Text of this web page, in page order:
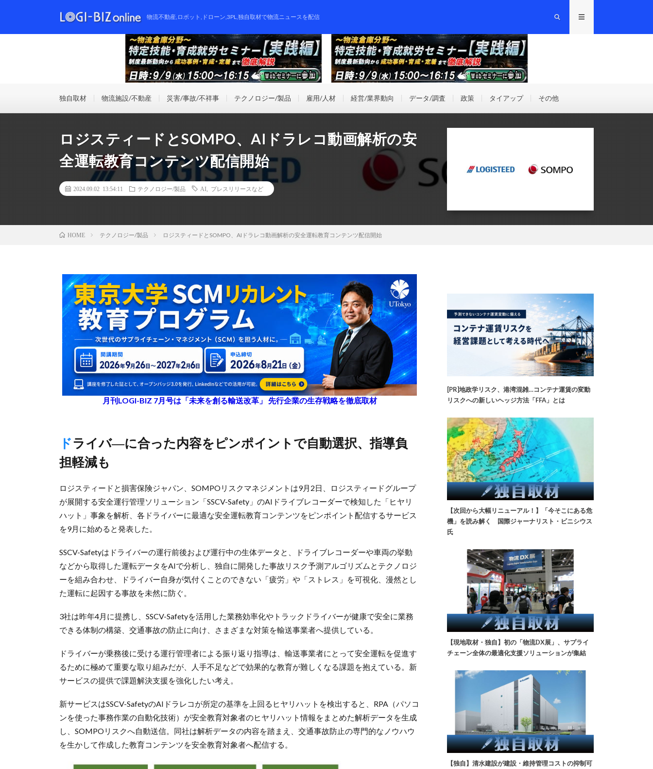
物流不動産,ロボット,ドローン,3PL,独自取材で物流ニュースを配信
独自取材 物流施設/不動産 災害/事故/不祥事 テクノロジー/製品 雇用/人材 経営/業界動向 データ/調査 政策 タイアップ その他
ロジスティードとSOMPO、AIドラレコ動画解析の安
全運転教育コンテンツ配信開始
2024.09.02 13:54:11 テクノロジー/製品 AI プレスリリースなど
HOME テクノロジー/製品 ロジスティードとSOMPO、AIドラレコ動画解析の安全運転教育コンテンツ配信開始
月刊LOGI-BIZ 7月号は「未来を創る輸送改革」 先行企業の生存戦略を徹底取材
ドライバ―に合った内容をピンポイントで自動選択、指導負
担軽減も
ロジスティードと損害保険ジャパン、SOMPOリスクマネジメントは9月2日、ロジスティードグループ
が展開する安全運行管理ソリューション「SSCV-Safety」のAIドライブレコーダーで検知した「ヒヤリ
ハット」事象を解析、各ドライバーに最適な安全運転教育コンテンツをピンポイント配信するサービス
を9月に始めると発表した。
SSCV-Safetyはドライバーの運行前後および運行中の生体データと、ドライブレコーダーや車両の挙動
などから取得した運転データをAIで分析し、独自に開発した事故リスク予測アルゴリズムとテクノロジ
ーを組み合わせ、ドライバー自身が気付くことのできない「疲労」や「ストレス」を可視化、漫然とし
た運転に起因する事故を未然に防ぐ。
3社は昨年4月に提携し、SSCV-Safetyを活用した業務効率化やトラックドライバーが健康で安全に業務
できる体制の構築、交通事故の防止に向け、さまざまな対策を輸送事業者へ提供している。
ドライバーが乗務後に受ける運行管理者による振り返り指導は、輸送事業者にとって安全運転を促進す
るために極めて重要な取り組みだが、人手不足などで効果的な教育が難しくなる課題を抱えている。新
サービスの提供で課題解決支援を強化したい考え。
新サービスはSSCV-SafetyのAIドラレコが所定の基準を上回るヒヤリハットを検出すると、RPA（パソコ
ンを使った事務作業の自動化技術）が安全教育対象者のヒヤリハット情報をまとめた解析データを生成
し、SOMPOリスクへ自動送信。同社は解析データの内容を踏まえ、交通事故防止の専門的なノウハウ
を生かして作成した教育コンテンツを安全教育対象者へ配信する。
[PR]地政学リスク、港湾混雑…コンテナ運賃の変動
リスクへの新しいヘッジ方法「FFA」とは
【次回から大幅リニューアル！】「今そこにある危
機」を読み解く 国際ジャーナリスト・ビニシウス
氏
【現地取材・独自】初の「物流DX展」、サプライ
チェーン全体の最適化支援ソリューションが集結
【独自】清水建設が建設・維持管理コストの抑制可